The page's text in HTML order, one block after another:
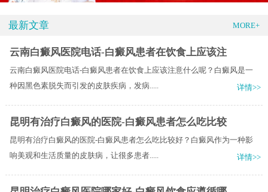
最新文章 MORE+
云南白癜风医院电话-白癜风患者在饮食上应该注
云南白癜风医院电话-白癜风患者在饮食上应该注意什么呢？白癜风是一
种因黑色素脱失而引发的皮肤疾病，发病.....
详情>>
昆明有治疗白癜风的医院-白癜风患者怎么吃比较
昆明有治疗白癜风的医院-白癜风患者怎么吃比较好？白癜风作为一种影
响美观和生活质量的皮肤病，让很多患者.....
详情>>